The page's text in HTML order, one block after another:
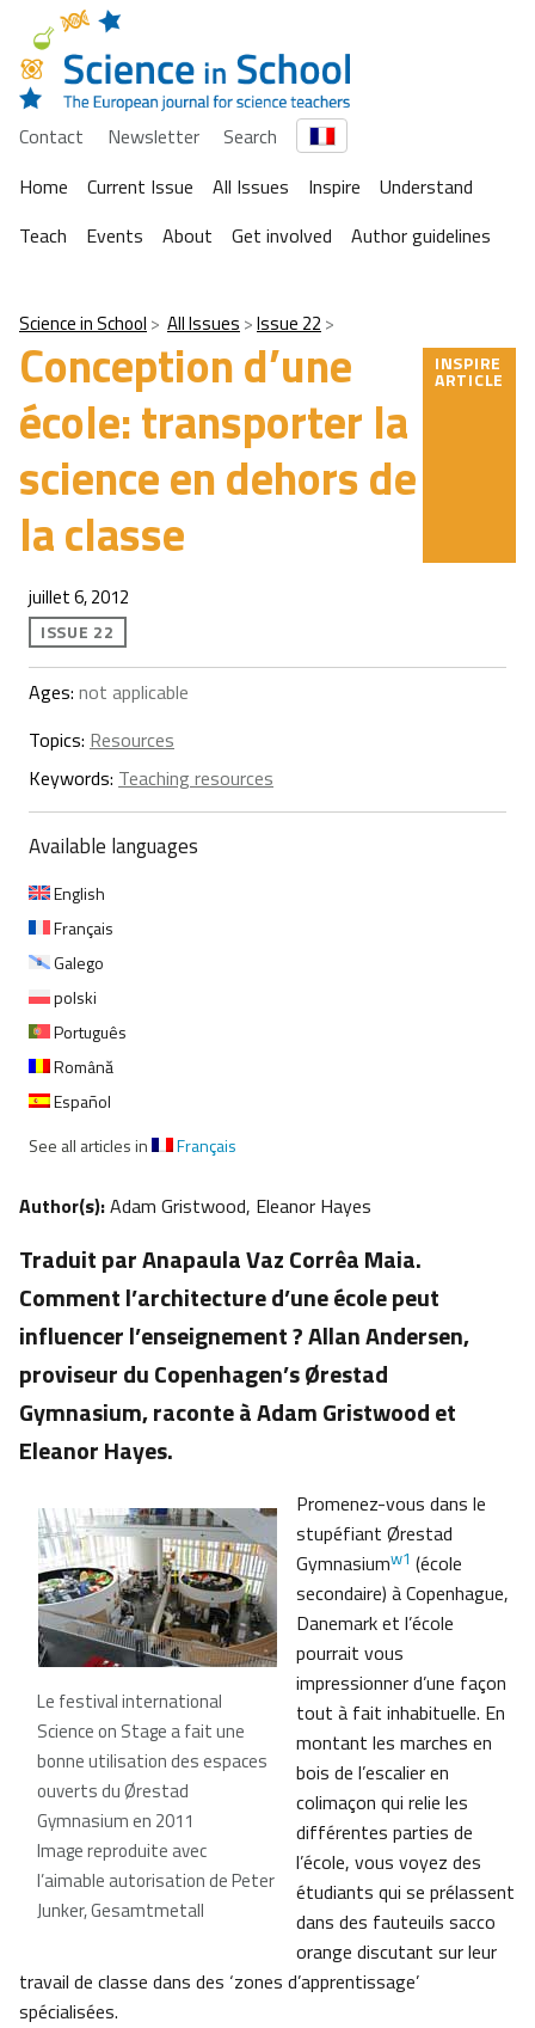
Contact Newsletter
Search
Home
Current Issue All Issues Inspire
Understand
Teach
Events About Get involved Author guidelines
Science in School All Issues Issue 22
Conception d’une
école: transporter la
science en dehors de
la classe
INSPIRE
ARTICLE
juillet 6, 2012
ISSUE 22
Ages: not applicable
Topics: Resources
Keywords: Teaching resources
Available languages
English
Français
Galego
polski
Português
Română
Español
See all articles in
Français
Author(s):Adam Gristwood, Eleanor Hayes
Traduit par Anapaula Vaz Corrêa Maia.
Comment l’architecture d’une école peut
influencer l’enseignement ? Allan Andersen,
proviseur du Copenhagen’s Ørestad
Gymnasium, raconte à Adam Gristwood et
Eleanor Hayes.
Le festival international
Science on Stage a fait une
bonne utilisation des espaces
ouverts du Ørestad
Gymnasium en 2011
Image reproduite avec
l’aimable autorisation de Peter
Junker, Gesamtmetall
Promenez-vous dans le
stupéfiant Ørestad
Gymnasiumw1 (école
secondaire) à Copenhague,
Danemark et l’école
pourrait vous
impressionner d’une façon
tout à fait inhabituelle. En
montant les marches en
bois de l’escalier en
colimaçon qui relie les
différentes parties de
l’école, vous voyez des
étudiants qui se prélassent
dans des fauteuils sacco
orange discutant sur leur
travail de classe dans des ‘zones d’apprentissage’
spécialisées.